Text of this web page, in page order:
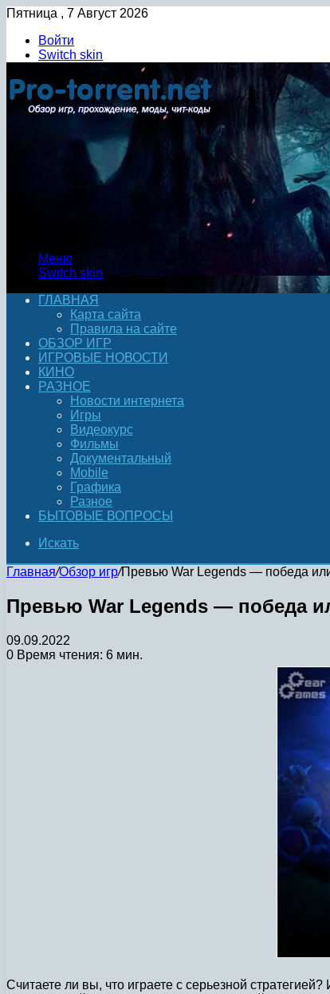
Пятница , 7 Август 2026
Войти
Switch skin
Меню
Switch skin
ГЛАВНАЯ
Карта сайта
Правила на сайте
ОБЗОР ИГР
ИГРОВЫЕ НОВОСТИ
КИНО
РАЗНОЕ
Новости интернета
Игры
Видеокурс
Фильмы
Документальный
Mobile
Графика
Разное
БЫТОВЫЕ ВОПРОСЫ
Искать
Главная/Обзор игр/Превью War Legends — победа
Превью War Legends — победа
09.09.2022
0 Время чтения: 6 мин.
Считаете ли вы, что играете с серьезной